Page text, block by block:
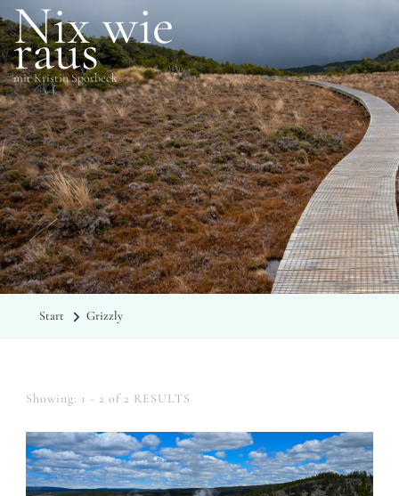
Nix wie
raus
mit Kristin Sporbeck
SCHLAGWÖRTER
Grizzly
Start Grizzly
Showing: 1 - 2 of 2 RESULTS